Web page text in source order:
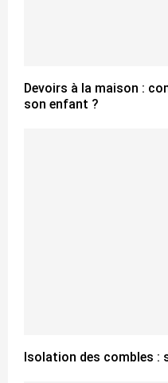
Devoirs à la maison :
son enfant ?
Isolation des combles :